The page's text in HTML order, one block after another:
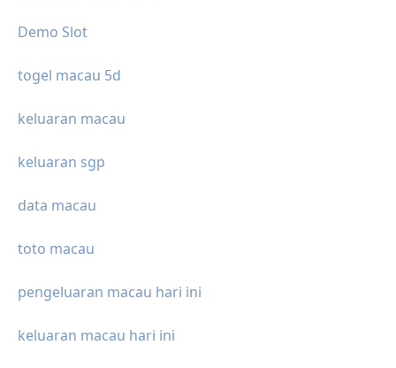
Demo Slot
togel macau 5d
keluaran macau
keluaran sgp
data macau
toto macau
pengeluaran macau hari ini
keluaran macau hari ini